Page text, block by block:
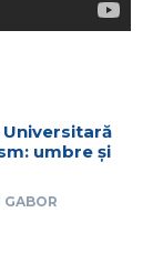
umbre și
GABOR